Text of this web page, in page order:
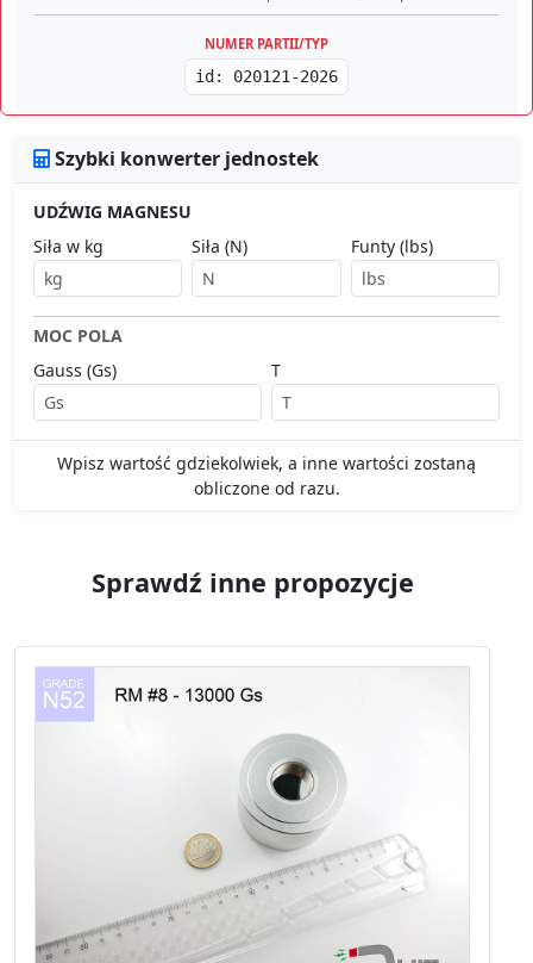
NUMER PARTII/TYP
id: 020121-2026
Szybki konwerter jednostek
UDŹWIG MAGNESU
Siła w kg
Siła (N) Funty (lbs)
MOC POLA
Gauss (Gs)
T
Wpisz wartość gdziekolwiek, a inne wartości zostaną
obliczone od razu.
Sprawdź inne propozycje